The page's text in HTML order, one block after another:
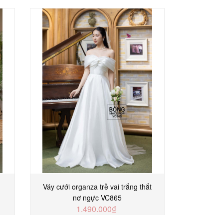
Váy cưới organza trễ vai trắng thắt
nơ ngực VC865
1.490.000₫